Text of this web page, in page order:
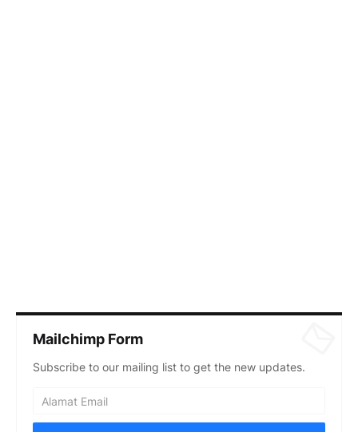
Mailchimp Form
Subscribe to our mailing list to get the new updates.